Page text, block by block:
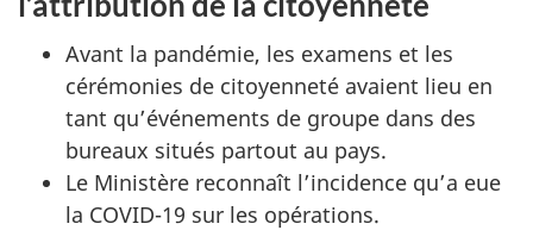
Avant la pandémie, les examens et les
cérémonies de citoyenneté avaient lieu en
tant qu’événements de groupe dans des
bureaux situés partout au pays.
Le Ministère reconnaît l’incidence qu’a eue
la COVID-19 sur les opérations.